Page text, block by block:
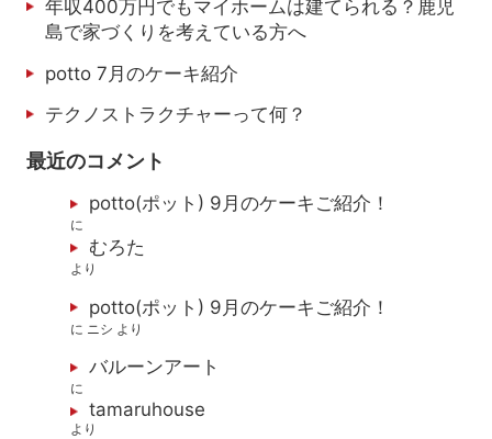
年収400万円でもマイホームは建てられる？鹿児
島で家づくりを考えている方へ
potto 7月のケーキ紹介
テクノストラクチャーって何？
最近のコメント
potto(ポット) 9月のケーキご紹介！
に
むろた
より
potto(ポット) 9月のケーキご紹介！
に ニシ より
バルーンアート
に
tamaruhouse
より